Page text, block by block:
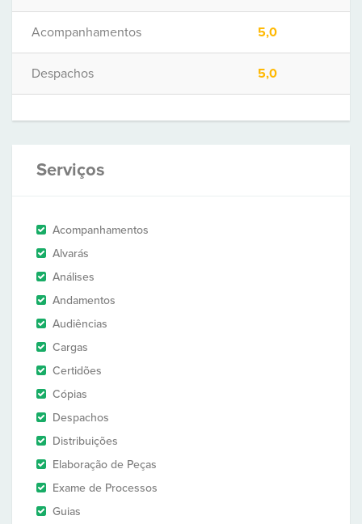
Acompanhamentos 5,0
Despachos 5,0
Serviços
Acompanhamentos
Alvarás
Análises
Andamentos
Audiências
Cargas
Certidões
Cópias
Despachos
Distribuições
Elaboração de Peças
Exame de Processos
Guias